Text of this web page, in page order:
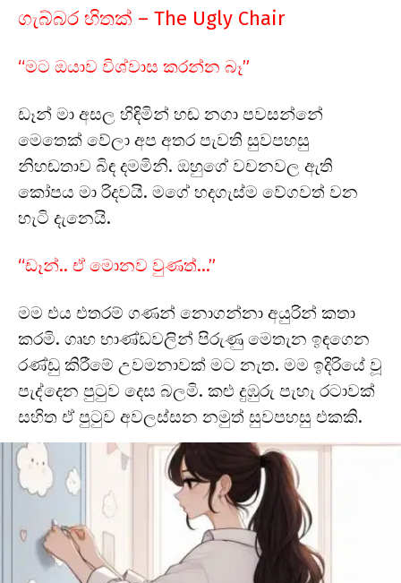
ගැබ්බර හිතක් – The Ugly Chair
“මට ඔයාව විශ්වාස කරන්න බෑ”
ඩෑන් මා අසල හිඳිමින් හඬ නගා පවසන්නේ
මෙතෙක් වේලා අප අතර පැවති සුවපහසු
නිහඬතාව බිඳ දමමිනි. ඔහුගේ වචනවල ඇති
කෝපය මා රිදවයි. මගේ හදගැස්ම වේගවත් වන
හැටි දැනෙයි.
“ඩෑන්.. ඒ මොනව වුණත්…”
මම එය එතරම් ගණන් නොගන්නා අයුරින් කතා
කරමි. ගෘහ භාණ්ඩවලින් පිරුණු මෙතැන ඉඳගෙන
රණ්ඩු කිරීමේ උවමනාවක් මට නැත. මම ඉදිරියේ වූ
පැද්දෙන පුටුව දෙස බලමි. කළු දුඹුරු පැහැ රටාවක්
සහිත ඒ පුටුව අවලස්සන නමුත් සුවපහසු එකකි.